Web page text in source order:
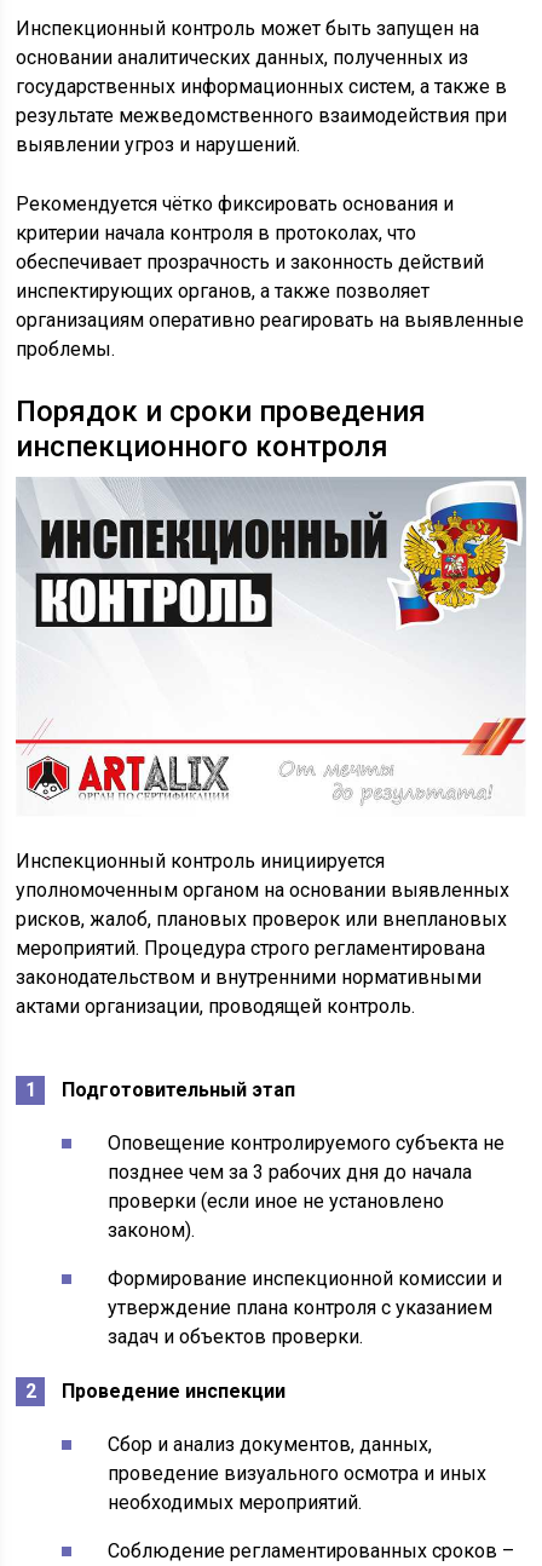
Инспекционный контроль может быть запущен на
основании аналитических данных, полученных из
государственных информационных систем, а также в
результате межведомственного взаимодействия при
выявлении угроз и нарушений.
Рекомендуется чётко фиксировать основания и
критерии начала контроля в протоколах, что
обеспечивает прозрачность и законность действий
инспектирующих органов, а также позволяет
организациям оперативно реагировать на выявленные
проблемы.
Порядок и сроки проведения
инспекционного контроля
Инспекционный контроль инициируется
уполномоченным органом на основании выявленных
рисков, жалоб, плановых проверок или внеплановых
мероприятий. Процедура строго регламентирована
законодательством и внутренними нормативными
актами организации, проводящей контроль.
Подготовительный этап
Оповещение контролируемого субъекта не
позднее чем за 3 рабочих дня до начала
проверки (если иное не установлено
законом).
Формирование инспекционной комиссии и
утверждение плана контроля с указанием
задач и объектов проверки.
Проведение инспекции
Сбор и анализ документов, данных,
проведение визуального осмотра и иных
необходимых мероприятий.
Соблюдение регламентированных сроков –